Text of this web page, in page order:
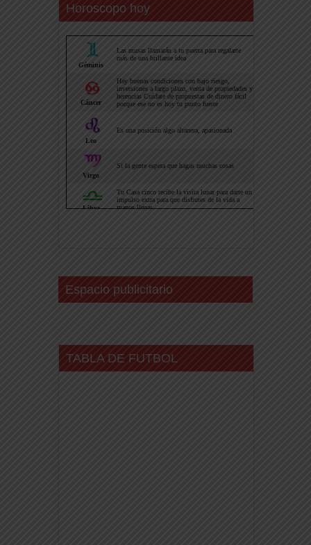
Horoscopo hoy
Espacio publicitario
TABLA DE FUTBOL